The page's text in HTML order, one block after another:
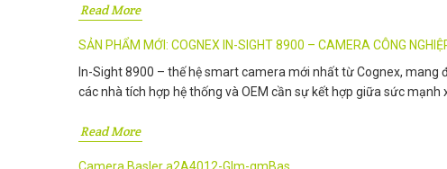
Read More
SẢN PHẨM MỚI: COGNEX IN-SIGHT 8900 – CAMERA CÔNG
In-Sight 8900 – thế hệ smart camera mới nhất từ Cognex,
các nhà tích hợp hệ thống và OEM cần sự kết hợp giữa sức
Read More